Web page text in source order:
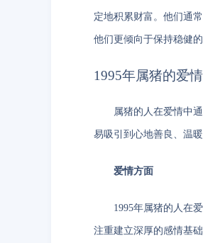
定地积累财富。他们通
他们更倾向于保持稳健
1995年属猪的爱
属猪的人在爱情中
易吸引到心地善良、温
爱情方面
1995年属猪的人在
注重建立深厚的感情基